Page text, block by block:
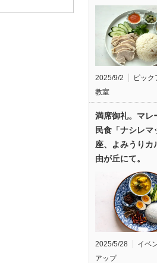
2025/9/2 ピック
教室
満席御礼。マレ
民食「ナシレマ
座、よみうりカ
由が丘にて。
2025/5/28 イベ
アップ